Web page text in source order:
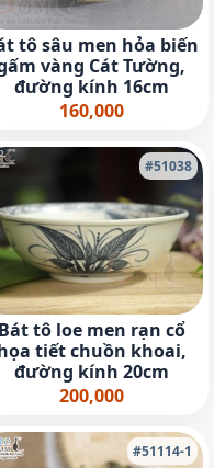
tô sâu men hỏa biến
vàng Cát Tường,
đường kính 16cm
160,000
#51038
Bát tô loe men rạn cổ
tiết chuồn khoai,
đường kính 20cm
200,000
#51114-1